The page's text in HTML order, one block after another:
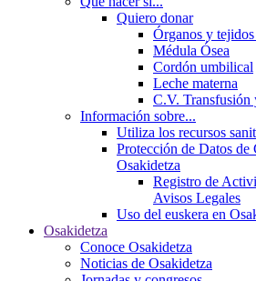
Quiero donar
Órganos y
Médula Ósea
Cordón umbilical
Leche materna
C.V. Transfusión
Información sobre...
Utiliza los recursos
Protección de Datos de
Osakidetza
Registro de
Avisos Legales
Uso del euskera en
Osakidetza
Conoce Osakidetza
Noticias de Osakidetza